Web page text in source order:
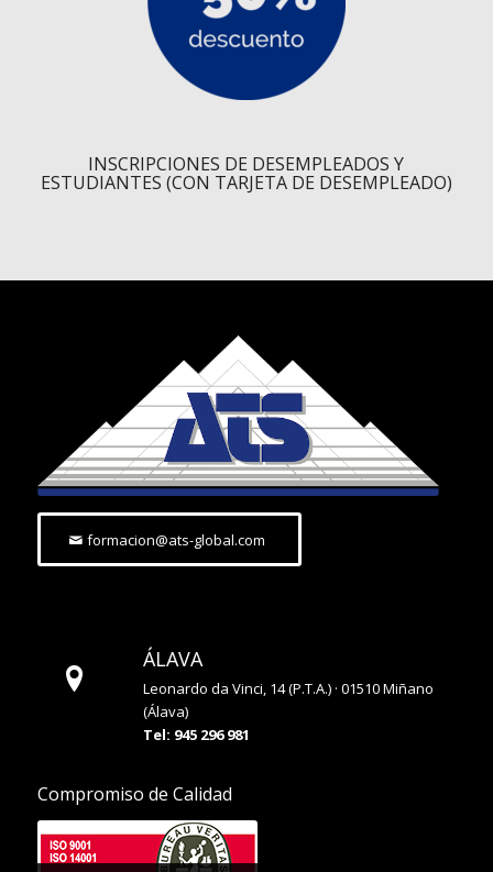
INSCRIPCIONES DE DESEMPLEADOS Y
ESTUDIANTES (CON TARJETA DE DESEMPLEADO)
formacion@ats-global.com
ÁLAVA
Leonardo da Vinci, 14 (P.T.A.) · 01510 Miñano
(Álava)
Tel: 945 296 981
Compromiso de Calidad